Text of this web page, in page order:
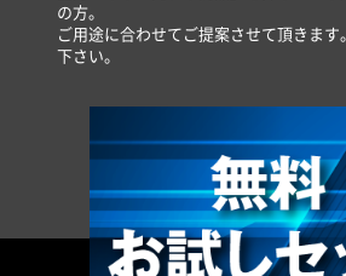
デモ機貸出しご希望の方
の方。
ご用途に合わせてご提案させて頂きま
下さい。